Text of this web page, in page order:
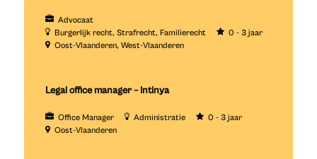
Advocaat
Burgerlijk recht Strafrecht Familierecht
0 - 3 jaar
Oost-Vlaanderen West-Vlaanderen
Legal office manager – Intinya
Office Manager Administratie
0 - 3 jaar
Oost-Vlaanderen